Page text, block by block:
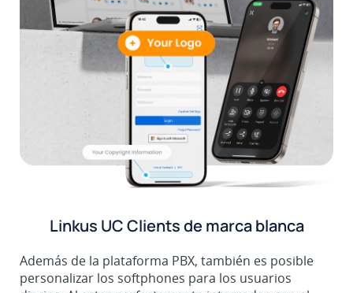
Linkus UC Clients de marca blanca
Además de la plataforma PBX, también es posible
personalizar los softphones para los usuarios